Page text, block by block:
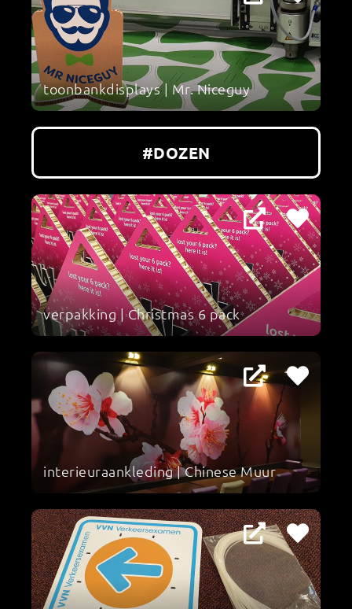
toonbankdisplays | Mr. Niceguy
#DOZEN
verpakking | Christmas 6 pack
interieuraankleding | Chinese Muur